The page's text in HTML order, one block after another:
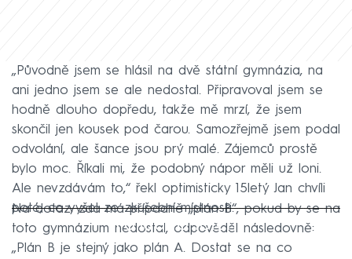
„Původně jsem se hlásil na dvě státní gymnázia, na
ani jedno jsem se ale nedostal. Připravoval jsem se
hodně dlouho dopředu, takže mě mrzí, že jsem
skončil jen kousek pod čarou. Samozřejmě jsem podal
odvolání, ale šance jsou prý malé. Zájemců prostě
bylo moc. Říkali mi, že podobný nápor měli už loni.
Ale nevzdávám to,“ řekl optimisticky 15letý Jan chvíli
poté, co vyšel ze zkušební místnosti.
Failed to fetch
Na dotaz, zda má případně „plán B“, pokud by se na
toto gymnázium nedostal, odpověděl následovně:
„Plán B je stejný jako plán A. Dostat se na co